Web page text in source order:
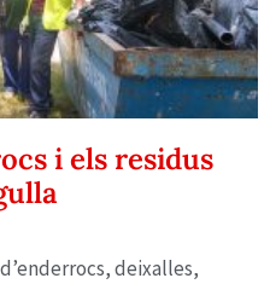
i els residus
deixalles,